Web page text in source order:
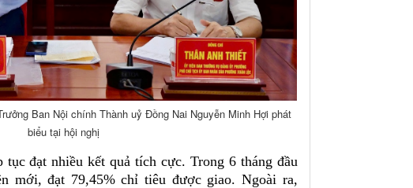
Ban Nội chính Thành uỷ Đồng Nai Nguyễn Minh Hợi phát
biểu tại hội nghị
đạt nhiều kết quả tích cực. Trong 6 tháng đầu
mới, đạt 79,45% chỉ tiêu được giao. Ngoài ra,